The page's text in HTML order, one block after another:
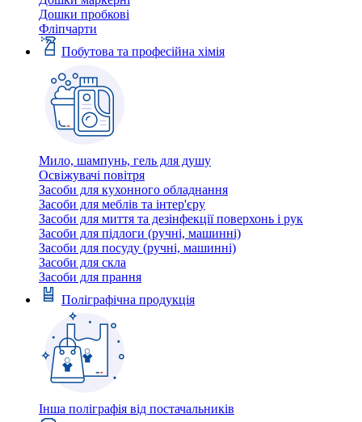
Дошки пробкові
Фліпчарти
Побутова та професійна хімія
Мило, шампунь, гель для душу
Освіжувачі повітря
Засоби для кухонного обладнання
Засоби для меблів та інтер'єру
Засоби для миття та дезінфекції поверхонь і рук
Засоби для підлоги (ручні, машинні)
Засоби для посуду (ручні, машинні)
Засоби для скла
Засоби для прання
Поліграфічна продукція
Інша поліграфія від постачальників